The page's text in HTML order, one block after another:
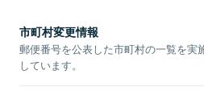
市町村変更情報
郵便番号を公表した市町村の一覧を実
しています。